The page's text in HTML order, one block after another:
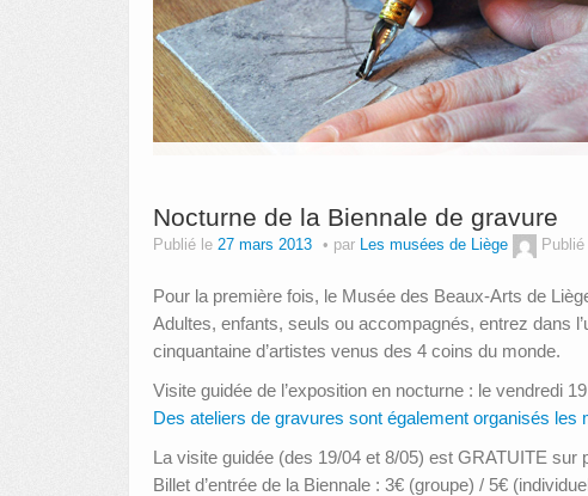
Nocturne de la Biennale de gravure
Publié le 27 mars 2013 par Les musées de Liège
Pour la première fois, le Musée des Beaux-Arts de
Adultes, enfants, seuls ou accompagnés, entrez dans
cinquantaine d’artistes venus des 4 coins du monde.
Visite guidée de l’exposition en nocturne : le vendredi
Des ateliers de gravures sont également organisés les
La visite guidée (des 19/04 et 8/05) est GRATUITE sur
Billet d’entrée de la Biennale : 3€ (groupe) / 5€